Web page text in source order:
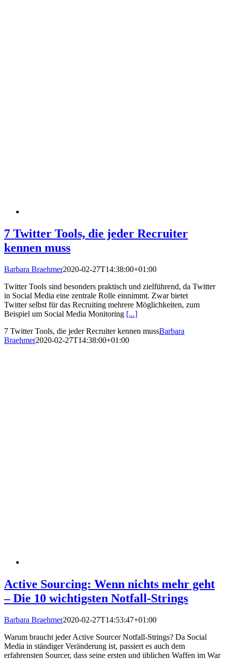
7 Twitter Tools, die jeder Recruiter
kennen muss
Barbara Braehmer2020-02-27T14:38:00+01:00
Twitter Tools sind besonders praktisch und zielführend, da Twitter
in Social Media eine zentrale Rolle einnimmt. Zwar bietet
Twitter selbst für das Recruiting mehrere Möglichkeiten, zum
Beispiel um Social Media Monitoring [...]
7 Twitter Tools, die jeder Recruiter kennen mussBarbara
Braehmer2020-02-27T14:38:00+01:00
Active Sourcing: Wenn nichts mehr geht
– Die 10 wichtigsten Notfall-Strings
Barbara Braehmer2020-02-27T14:53:47+01:00
Warum braucht jeder Active Sourcer Notfall-Strings? Da Social
Media in ständiger Veränderung ist, passiert es auch dem
erfahrensten Sourcer, dass seine ersten und üblichen Waffen im War